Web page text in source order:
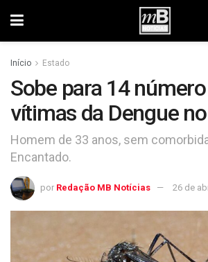
Início Estado
Sobe para 14
vítimas da Dengue
Homem de 33 anos, sem
Encantado.
por Redação MB Notícias 26 de